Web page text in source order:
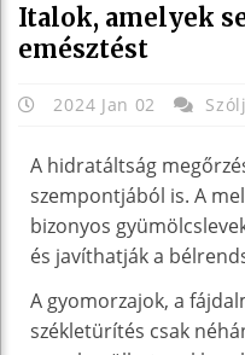
Italok, amelyek
emésztést
2024 Jan 02
A hidratáltság
szempontjából is. A
bizonyos
és javíthatják a
A gyomorzajok, a
székletürítés csak